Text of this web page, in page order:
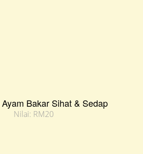
Bakar Sihat & Sedap
Nilai: RM20